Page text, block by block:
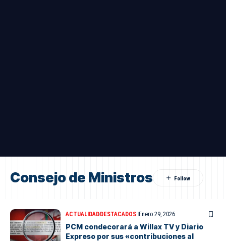
Consejo de Ministros
ACTUALIDADDESTACADOS Enero 29, 2026
PCM condecorará a Willax TV y Diario
Expreso por sus «contribuciones al